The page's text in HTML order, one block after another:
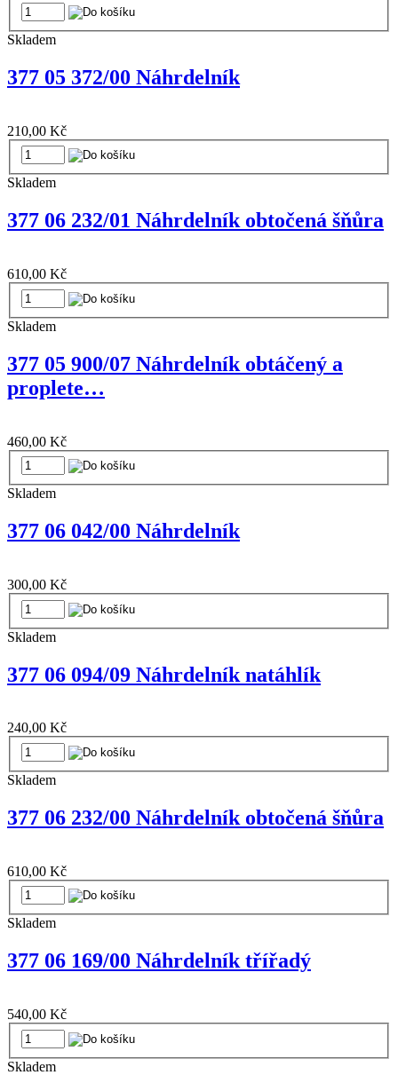
Skladem
377 05 372/00 Náhrdelník
210,00 Kč
Skladem
377 06 232/01 Náhrdelník obtočená šňůra
610,00 Kč
Skladem
377 05 900/07 Náhrdelník obtáčený a
proplete…
460,00 Kč
Skladem
377 06 042/00 Náhrdelník
300,00 Kč
Skladem
377 06 094/09 Náhrdelník natáhlík
240,00 Kč
Skladem
377 06 232/00 Náhrdelník obtočená šňůra
610,00 Kč
Skladem
377 06 169/00 Náhrdelník třířadý
540,00 Kč
Skladem